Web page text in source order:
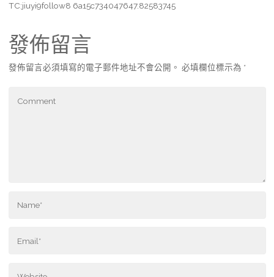
TC:jiuyi9follow8 6a15c734047647.82583745
發佈留言
發佈留言必須填寫的電子郵件地址不會公開。 必填欄位標示為 *